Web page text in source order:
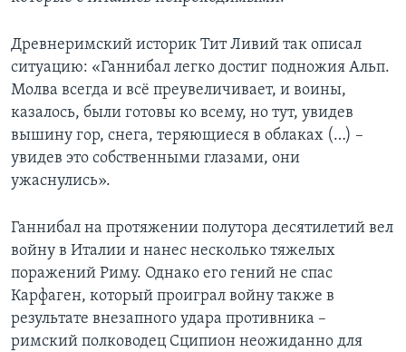
Древнеримский историк Тит Ливий так описал
ситуацию: «Ганнибал легко достиг подножия Альп.
Молва всегда и всё преувеличивает, и воины,
казалось, были готовы ко всему, но тут, увидев
вышину гор, снега, теряющиеся в облаках (…) –
увидев это собственными глазами, они
ужаснулись».
Ганнибал на протяжении полутора десятилетий вел
войну в Италии и нанес несколько тяжелых
поражений Риму. Однако его гений не спас
Карфаген, который проиграл войну также в
результате внезапного удара противника –
римский полководец Сципион неожиданно для